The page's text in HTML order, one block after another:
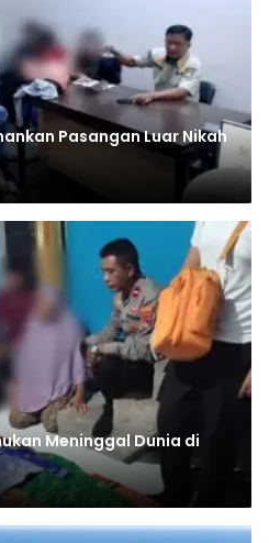
Pasangan Luar Nikah
Meninggal Dunia di